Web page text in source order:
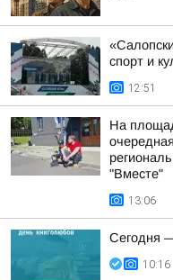
спорт и
12:51
На
"Вместе"
13:06
Сегодня
10:16